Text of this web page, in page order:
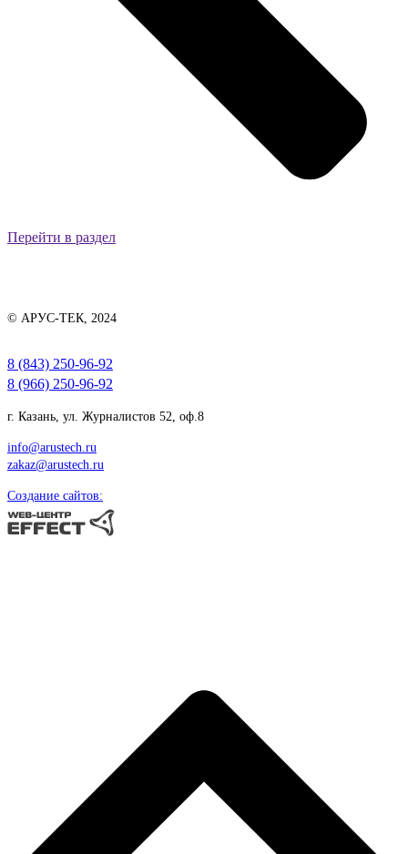
Перейти в раздел
© АРУС-ТЕК, 2024
8 (843) 250-96-92
8 (966) 250-96-92
г. Казань, ул. Журналистов 52, оф.8
info@arustech.ru
zakaz@arustech.ru
Создание сайтов: